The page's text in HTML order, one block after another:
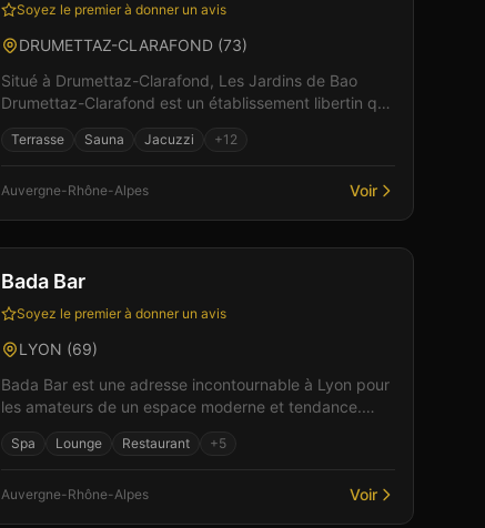
Soyez le premier à donner un avis
DRUMETTAZ-CLARAFOND (73)
Situé à Drumettaz-Clarafond, Les Jardins de Bao
Drumettaz-Clarafond est un établissement libertin qui
équipe...
Terrasse Sauna Jacuzzi +12
Auvergne-Rhône-Alpes Voir
Bar Club +4
Bada Bar
Soyez le premier à donner un avis
LYON (69)
Bada Bar est une adresse incontournable à Lyon pour
les amateurs de un espace moderne et tendance.
moments de...
Spa Lounge Restaurant +5
Auvergne-Rhône-Alpes Voir